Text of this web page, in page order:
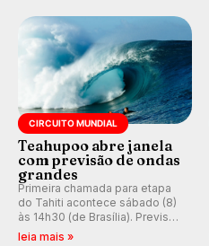
prática em esporte e indústria.
CIRCUITO MUNDIAL
Teahupoo abre janela
com previsão de ondas
grandes
Primeira chamada para etapa
do Tahiti acontece sábado (8)
às 14h30 (de Brasília). Previsão
indica swell consistente.
leia mais »